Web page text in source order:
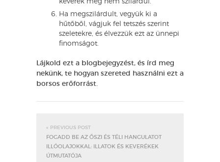
keverék meg nem szilárdul.
Ha megszilárdult, vegyük ki a
hűtőből, vágjuk fel tetszés szerint
szeletekre, és élvezzük ezt az ünnepi
finomságot.
Lájkold ezt a blogbejegyzést, és írd meg
nekünk, te hogyan szereted használni ezt a
borsos erőforrást.
« PREVIOUS POST
FOGADD BE AZ ŐSZI ÉS TÉLI HANGULATOT
ILLÓOLAJOKKAL: ILLATOK ÉS KEVERÉKEK
ÚTMUTATÓJA